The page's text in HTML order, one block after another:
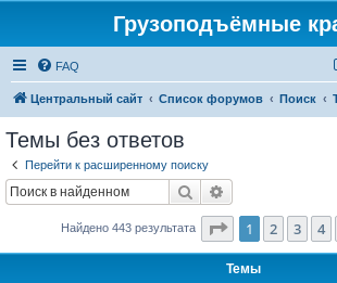
Грузоподъёмные
FAQ
Центральный сайт Список форумов Поиск
Темы без ответов
Перейти к расширенному поиску
Поиск
Найдено 443 результата Страница из
1 2 3 4
Темы